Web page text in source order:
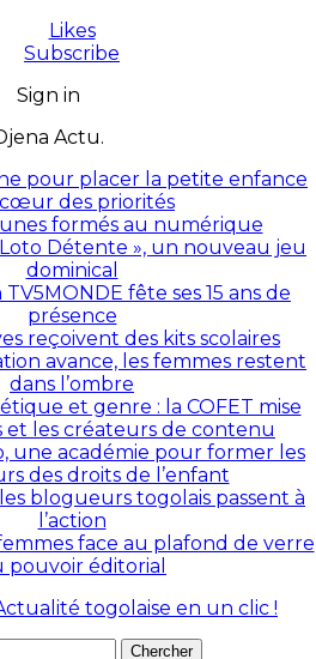
Likes
Subscribe
Sign in
Actu.
pour placer la petite enfance
des priorités
formés au numérique
Détente », un nouveau jeu
dominical
TV5MONDE fête ses 15 ans de
présence
reçoivent des kits scolaires
avance, les femmes restent
dans l’ombre
et genre : la COFET mise
et les créateurs de contenu
une académie pour former les
des droits de l’enfant
blogueurs togolais passent à
l’action
face au plafond de verre
pouvoir éditorial
togolaise en un clic !